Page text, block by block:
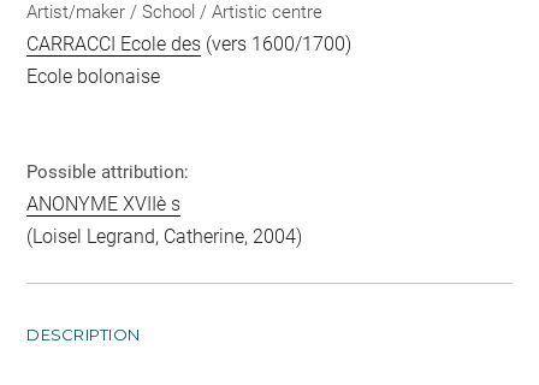
Artist/maker / School / Artistic centre
CARRACCI Ecole des (vers 1600/1700)
Ecole bolonaise
Possible attribution:
ANONYME XVIIè s
(Loisel Legrand, Catherine, 2004)
DESCRIPTION